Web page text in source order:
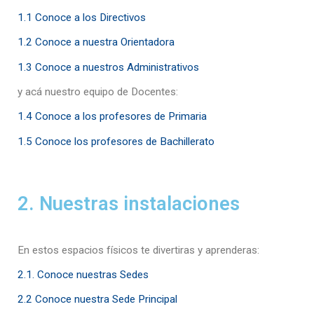
1.1 Conoce a los Directivos
1.2 Conoce a nuestra Orientadora
1.3 Conoce a nuestros Administrativos
y acá nuestro equipo de Docentes:
1.4 Conoce a los profesores de Primaria
1.5 Conoce los profesores de Bachillerato
2. Nuestras instalaciones
En estos espacios físicos te divertiras y aprenderas:
2.1. Conoce nuestras Sedes
2.2 Conoce nuestra Sede Principal